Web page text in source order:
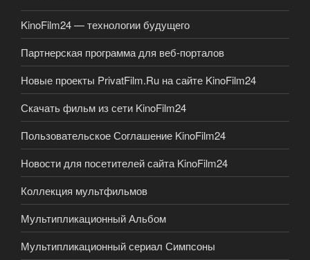
KinoFilm24 — технологии будущего
Партнерская программа для веб-порталов
Новые проекты PrivatFilm.Ru на сайте KinoFilm24
Скачать фильм из сети KinoFilm24
Пользовательское Соглашение KinoFilm24
Новости для посетителей сайта KinoFilm24
Коллекция мультфильмов
Мультипликационный Альбом
Мультипликационный сериал Симпсоны